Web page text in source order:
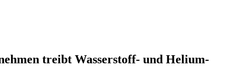
treibt Wasserstoff- und Helium-